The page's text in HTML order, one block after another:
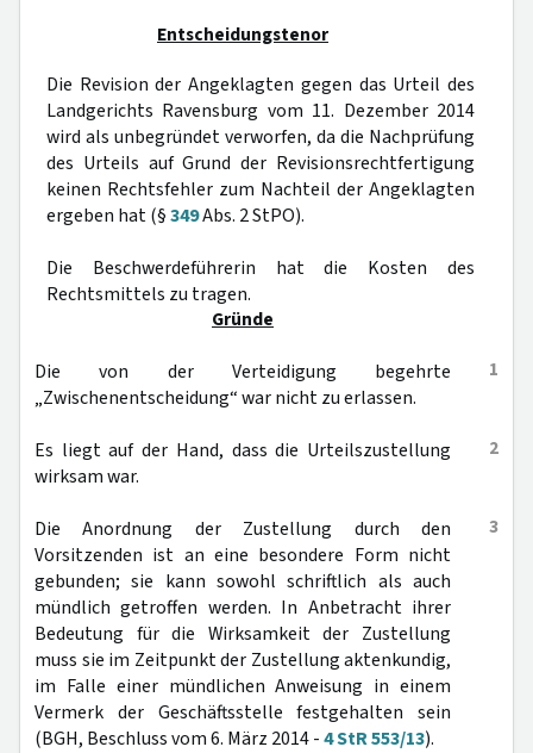
Entscheidungstenor
Die Revision der Angeklagten gegen das Urteil des
Landgerichts Ravensburg vom 11. Dezember 2014
wird als unbegründet verworfen, da die Nachprüfung
des Urteils auf Grund der Revisionsrechtfertigung
keinen Rechtsfehler zum Nachteil der Angeklagten
ergeben hat (§349Abs. 2 StPO).
Die Beschwerdeführerin hat die Kosten des
Rechtsmittels zu tragen.
Gründe
1
Die von der Verteidigung begehrte
„Zwischenentscheidung“ war nicht zu erlassen.
2
Es liegt auf der Hand, dass die Urteilszustellung
wirksam war.
3
Die Anordnung der Zustellung durch den
Vorsitzenden ist an eine besondere Form nicht
gebunden; sie kann sowohl schriftlich als auch
mündlich getroffen werden. In Anbetracht ihrer
Bedeutung für die Wirksamkeit der Zustellung
muss sie im Zeitpunkt der Zustellung aktenkundig,
im Falle einer mündlichen Anweisung in einem
Vermerk der Geschäftsstelle festgehalten sein
(BGH, Beschluss vom 6. März 2014 -4 StR 553/13).